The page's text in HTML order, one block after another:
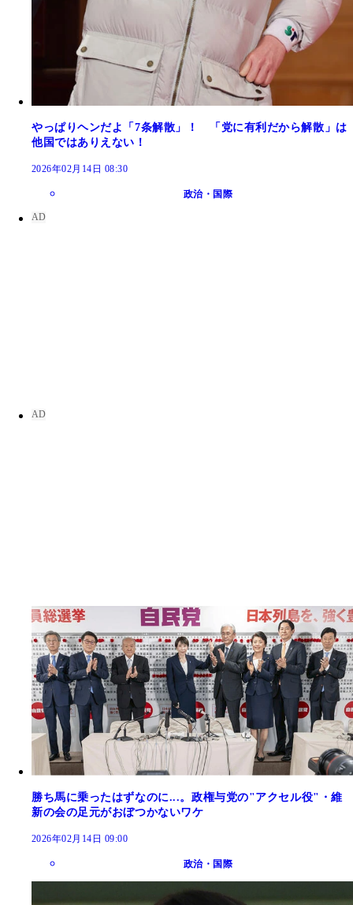
やっぱりヘンだよ「7条解散」！ 「党に有利だから解散」は
他国ではありえない！
2026年02月14日 08:30
政治・国際
勝ち馬に乗ったはずなのに...。政権与党の"アクセル役"・維
新の会の足元がおぼつかないワケ
2026年02月14日 09:00
政治・国際